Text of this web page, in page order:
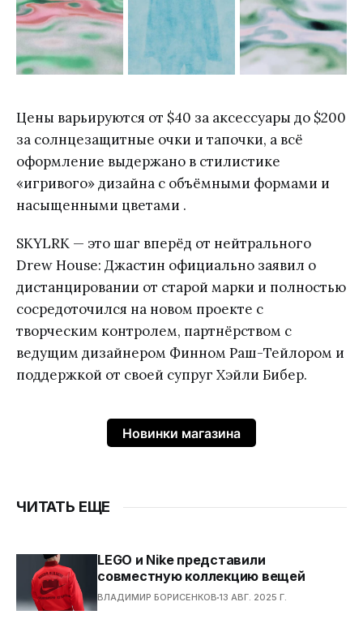
Цены варьируются от $40 за аксессуары до $200
за солнцезащитные очки и тапочки, а всё
оформление выдержано в стилистике
«игривого» дизайна с объёмными формами и
насыщенными цветами .
SKYLRK — это шаг вперёд от нейтрального
Drew House: Джастин официально заявил о
дистанцировании от старой марки и полностью
сосредоточился на новом проекте с
творческим контролем, партнёрством с
ведущим дизайнером Финном Раш-Тейлором и
поддержкой от своей супруг Хэйли Бибер.
Новинки магазина
ЧИТАТЬ ЕЩЕ
LEGO и Nike представили
совместную коллекцию вещей
ВЛАДИМИР БОРИСЕНКОВ 13 АВГ. 2025 Г.